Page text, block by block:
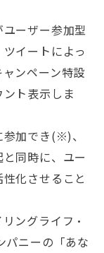
ユーザー参加型
イートによっ
ンペーン特設
ト表示しま
加でき(※)、
同時に、ユー
化させること
ングライフ・
パニーの「あな